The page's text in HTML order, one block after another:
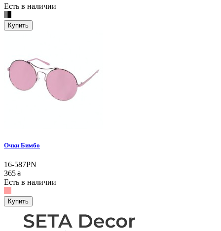
Есть в наличии
Купить
Очки Бимбо
16-587PN
365 ₴
Есть в наличии
Купить